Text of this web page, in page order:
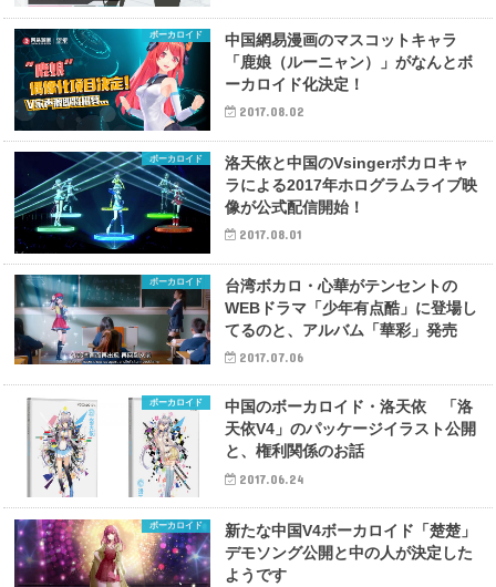
ボーカロイド
中国網易漫画のマスコットキャラ
「鹿娘（ルーニャン）」がなんとボ
ーカロイド化決定！
2017.08.02
ボーカロイド
洛天依と中国のVsingerボカロキャ
ラによる2017年ホログラムライブ映
像が公式配信開始！
2017.08.01
ボーカロイド
台湾ボカロ・心華がテンセントの
WEBドラマ「少年有点酷」に登場し
てるのと、アルバム「華彩」発売
2017.07.06
ボーカロイド
中国のボーカロイド・洛天依 「洛
天依V4」のパッケージイラスト公開
と、権利関係のお話
2017.06.24
ボーカロイド
新たな中国V4ボーカロイド「楚楚」
デモソング公開と中の人が決定した
ようです